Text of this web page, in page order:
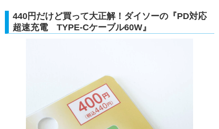
440円だけど買って大正解！ダイソーの『PD対応
超速充電 TYPE-Cケーブル60W』